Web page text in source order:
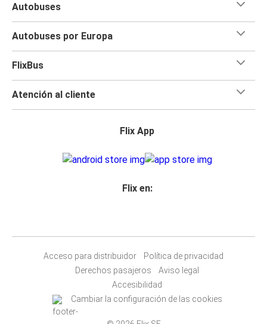
Autobuses
Autobuses por Europa
FlixBus
Atención al cliente
Flix App
Flix en:
Acceso para distribuidor
Política de privacidad
Derechos pasajeros
Aviso legal
Accesibilidad
Cambiar la configuración de las cookies